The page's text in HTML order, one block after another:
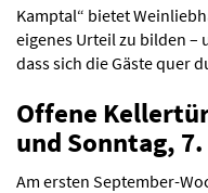
Kamptal“ bietet
eigenes Urteil zu bilden –
dass sich die Gäste quer
Offene
und Sonntag,
Am ersten September-